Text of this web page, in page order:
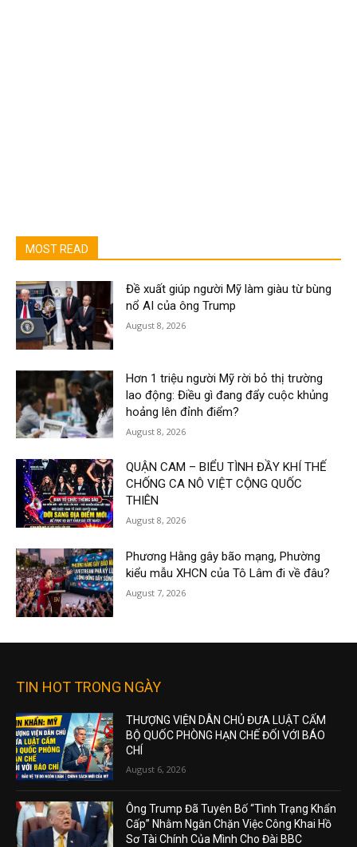
MOST READ
Đề xuất giúp người Mỹ làm giàu từ bùng
nổ AI của ông Trump
August 8, 2026
Hơn 1 triệu người Mỹ rời bỏ thị trường
lao động: Điều gì đang đẩy cuộc khủng
hoảng lên đỉnh điểm?
August 8, 2026
QUẬN CAM – BIỂU TÌNH ĐẦY KHÍ THẾ
CHỐNG CA NÔ VIỆT CỘNG QUỐC
THIÊN
August 8, 2026
Phương Hằng gây bão mạng, Phường
kiểu mẫu XHCN của Tô Lâm đi về đâu?
August 7, 2026
TIN HOT TRONG NGÀY
THƯỢNG VIỆN DÂN CHỦ ĐƯA LUẬT CẤM
BỘ QUỐC PHÒNG HẠN CHẾ ĐỐI VỚI BÁO
CHÍ
August 6, 2026
Ông Trump Đã Tuyên Bố “Tình Trạng Khẩn
Cấp” Nhằm Ngăn Chặn Việc Công Khai Hồ
Sơ Tài Chính Của Mình Cho Đài BBC